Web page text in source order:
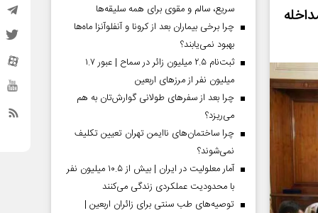
سریع، سالم و مقوی برای همه سلیقه‌ها
چرا برخی بیماران بعد از کرونا و آنفلوآنزا ماه‌ها
بهبود نمی‌یابند؟
ثبت‌نام ۲.۵ میلیون زائر در سماح | عبور ۱.۷
میلیون نفر از مرز‌های اربعین
چرا بعد از سفرهای طولانی گوارش‌تان به هم
می‌ریزد؟
چرا ساختمان‌های ناایمن تهران تعیین تکلیف
نمی‌شوند؟
آمار معلولیت در ایران | بیش از ۱۰.۵ میلیون نفر
با محدودیت عملکردی زندگی می‌کنند
توصیه‌های طب سنتی برای زائران اربعین |